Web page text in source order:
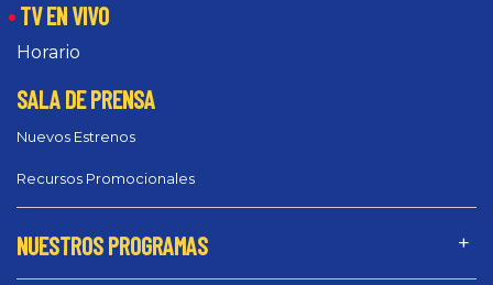
TV EN VIVO
Horario
SALA DE PRENSA
Nuevos Estrenos
Recursos Promocionales
NUESTROS PROGRAMAS